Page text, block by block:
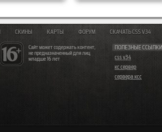
Сайт может содержать контент,
не предназначенный для лиц
младше 16 лет
ПОЛЕЗНЫЕ ССЫЛКИ
css v34
кс сервер
сервера ксс
СКИНЫ КАРТЫ ФОРУМ СКАЧАТЬ CSS V34